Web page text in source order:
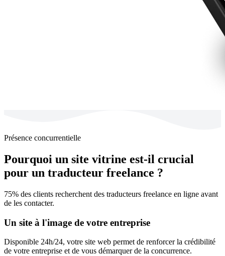
Présence concurrentielle
Pourquoi un site vitrine est-il crucial
pour un traducteur freelance ?
75% des clients recherchent des traducteurs freelance en ligne avant
de les contacter.
Un site à l'image de votre entreprise
Disponible 24h/24, votre site web permet de renforcer la crédibilité
de votre entreprise et de vous démarquer de la concurrence.